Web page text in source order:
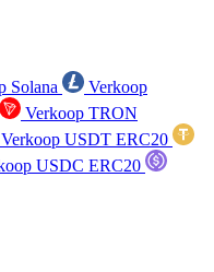
Solana
Verkoop
Verkoop TRON
Verkoop USDT ERC20
USDC ERC20